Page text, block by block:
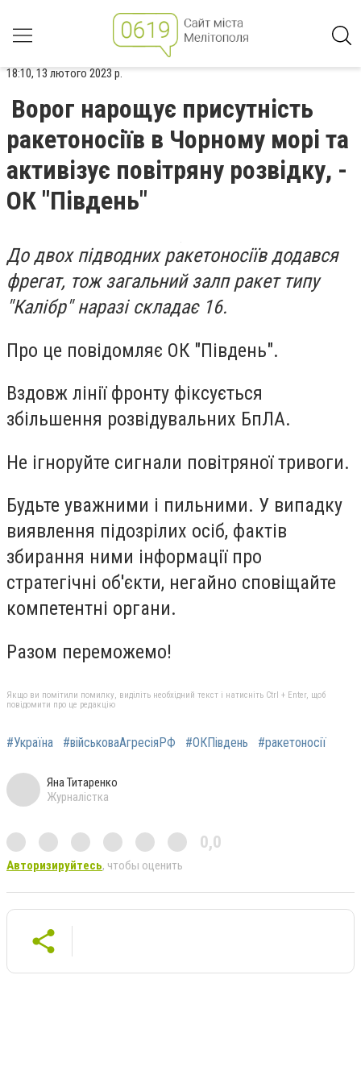
18:10, 13 лютого 2023 р.
Ворог нарощує присутність
ракетоносіїв в Чорному морі та
активізує повітряну розвідку, -
ОК "Південь"
До двох підводних ракетоносіїв додався
фрегат, тож загальний залп ракет типу
"Калібр" наразі складає 16.
Про це повідомляє ОК "Південь".
Вздовж лінії фронту фіксується
збільшення розвідувальних БпЛА.
Не ігноруйте сигнали повітряної тривоги.
Будьте уважними і пильними. У випадку
виявлення підозрілих осіб, фактів
збирання ними інформації про
стратегічні об'єкти, негайно сповіщайте
компетентні органи.
Разом переможемо!
Якщо ви помітили помилку, виділіть необхідний текст і натисніть Ctrl + Enter, щоб
повідомити про це редакцію
#Україна #військоваАгресіяРФ #ОКПівдень #ракетоносії
Яна Титаренко
Журналістка
0,0
Авторизируйтесь, чтобы оценить